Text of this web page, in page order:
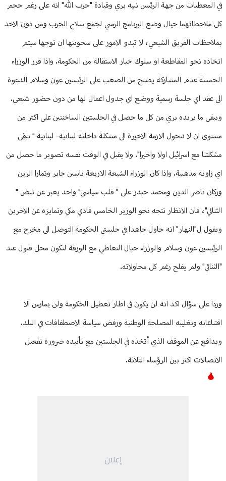
في المعطيات من جهة الرئيس نبيه بري وقيادة "حزب الله" انه على رغم حجم
كل ملاحظاتهما حيال وضع البرنامج الزمني لجمع سلاح الحزب ومن دون الاخذ
بملاحظات الفريق الشيعي، لا تبدو الامور على سخونتها ان توجها سيتم
اتخاذه نحو المقاطعة او سلوك خيار الاستقالة من الحكومة. واذا قرر الوزراء
الخمسة عدم المشاركة يصبح من الصعب على الرئيسين عون وسلام الدعوة
الى عقد اي جلسة رسمية ووضع اي جدول اعمال لها من دون حضور شيعي.
ويبقى ما يريده بري من كل ما حصل في الجلستين الساخنتين على اكثر من
مستوى ان لا تتحول الازمة الاخيرة الى مشكلة داخلية لبنانية- لبنانية " تبقى
مشكلتنا مع اسرائيل اولا واخيرا". ولا يقبل في الوقت نفسه تصوير ما حصل من
اي زاوية مذهبية. واذا كان الوزراء الشيعة الاربعة ياسين جابر وتمارا الزين
وركان ناصر الدين ومحمد حيدر على " قلب سياسي" واحد يعبر عن نبض "
الثنائي"، فان الانظار تتجه نحو الوزير الخامس فادي مكي وتمايزه عن الاخرين
ويقول ل"النهار" انه حاول جاهدا في جلستي الحكومة التوصل الى مخرج مع
الرئيسين عون وسلام والوزراء حيال التعاطي مع الورقة لتكون محل قبول عند
"الثنائي" ولم يفلح رغم كل محاولاته.
وردا على سؤال اكد انه لن يكون في اطار تعطيل الحكومة ولن يمارس الا
اقتناعاته وتغليبه المصلحة الوطنية ورفض سياسة الاصطفافات في البلد.
ويدافع عن الموقف الذي أتخذه في الجلستين مع تأييده ضرورة تفعيل
الاتصالات اكثر بين الرؤساء الثلاثة.
إعلان